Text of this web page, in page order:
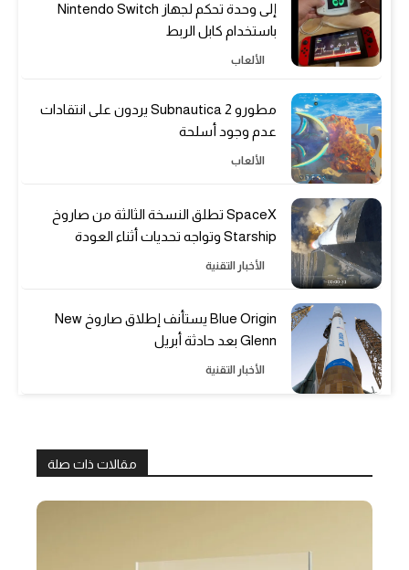
إلى وحدة تحكم لجهاز Nintendo Switch
باستخدام كابل الربط
الألعاب
مطورو Subnautica 2 يردون على انتقادات
عدم وجود أسلحة
الألعاب
SpaceX تطلق النسخة الثالثة من صاروخ
Starship وتواجه تحديات أثناء العودة
الأخبار التقنية
Blue Origin يستأنف إطلاق صاروخ New
Glenn بعد حادثة أبريل
الأخبار التقنية
مقالات ذات صلة